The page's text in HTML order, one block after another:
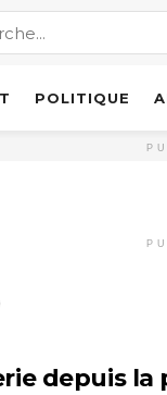
POLITIQUE
depuis la